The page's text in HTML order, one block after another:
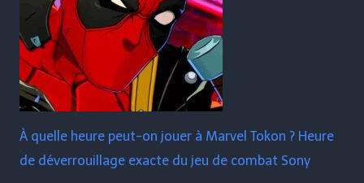
À quelle heure peut-on jouer à Marvel Tokon ? Heure
de déverrouillage exacte du jeu de combat Sony